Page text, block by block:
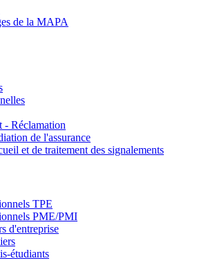
de la MAPA
- Réclamation
de l'assurance
et de traitement des signalements
TPE
PME/PMI
d'entreprise
étudiants